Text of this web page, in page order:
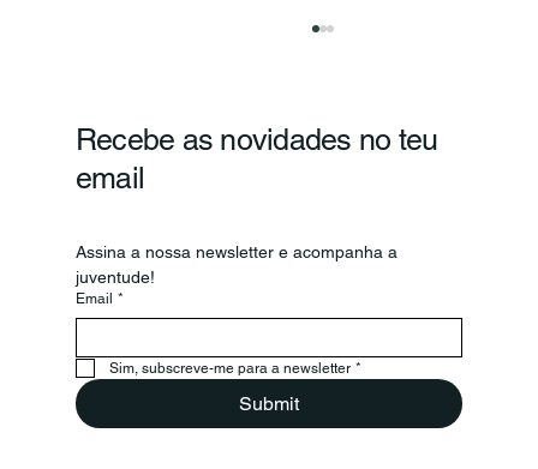
Recebe as novidades no teu
email
Assina a nossa newsletter e acompanha a
juventude!
Email *
Sim, subscreve-me para a newsletter *
Submit